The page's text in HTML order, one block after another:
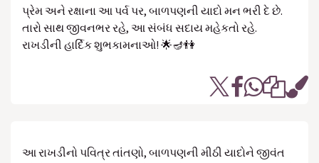
પ્રેમ અને રક્ષાના આ પર્વ પર, બાળપણની યાદો મન ભરી દે છે.
તારો સાથ જીવનભર રહે, આ સંબંધ સદાય મહેકતો રહે.
રાખડીની હાર્દિક શુભકામનાઓ! 🌟🪔👫
આ રાખડીનો પવિત્ર તાંતણો, બાળપણની મીઠી યાદોને જીવંત